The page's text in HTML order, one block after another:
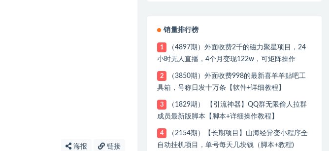
海报 链接
销量排行榜
1
（4897期）外面收费2千的磁力聚星项目，24
小时无人直播，4个月变现122w，可矩阵操作
2
（3850期）外面收费998的最新喜羊羊贴吧工
具箱，号称日发十万条【软件+详细教程】
3
（1829期） 【引流神器】QQ群无限偷人拉群
成员最新版脚本【脚本+详细操作教程】
4
（2154期）【长期项目】山海经异变小程序全
自动挂机项目，单号每天几块钱（脚本+教程)